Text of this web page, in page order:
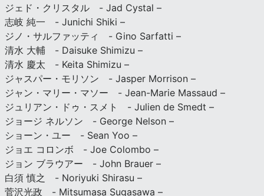
ジェド・クリスタル - Jad Cystal –
志岐 純一 - Junichi Shiki –
ジノ・サルファッティ - Gino Sarfatti –
清水 大輔 - Daisuke Shimizu –
清水 慶太 - Keita Shimizu –
ジャスパー・モリソン - Jasper Morrison –
ジャン・マリー・マソー - Jean-Marie Massaud –
ジュリアン・ドゥ・スメト - Julien de Smedt –
ジョージ ネルソン - George Nelson –
ショーン・ユー - Sean Yoo –
ジョエ コロンボ - Joe Colombo –
ジョン ブラウアー - John Brauer –
白須 慎之 - Noriyuki Shirasu –
菅沢光政 - Mitsumasa Sugasawa –